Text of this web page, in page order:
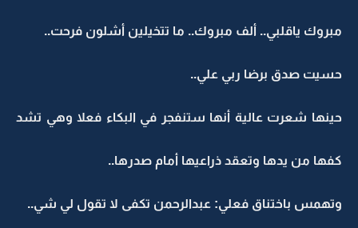
مبروك ياقلبي.. ألف مبروك.. ما تتخيلين أشلون فرحت..
حسيت صدق برضا ربي علي..
حينها شعرت عالية أنها ستنفجر في البكاء فعلا وهي تشد
كفها من يدها وتعقد ذراعيها أمام صدرها..
وتهمس باختناق فعلي: عبدالرحمن تكفى لا تقول لي شي..